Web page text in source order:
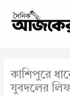
content
কাশিপুরে
যুবদলের